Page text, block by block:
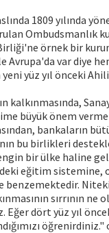
1809 yılında
Ombudsmanlık
örnek bir
var diye
yüz yıl önceki
kalkınmasında,
büyük önem
bankaların
bu birlikleri
bir ülke haline
eğitim sistemine,
benzemektedir.
sırrının
Eğer dört yüz yıl